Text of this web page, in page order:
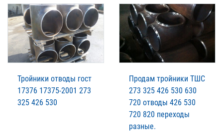
Тройники отводы гост
17376 17375-2001 273
325 426 530
Продам тройники ТШС
273 325 426 530 630
720 отводы 426 530
720 820 переходы
разные.